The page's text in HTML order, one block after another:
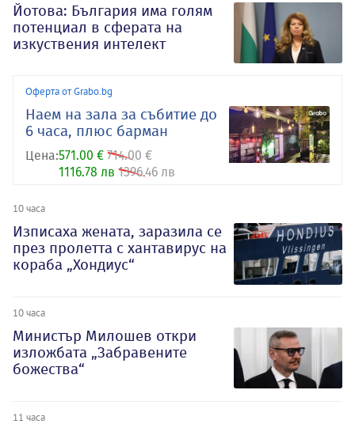
Йотова: България има голям
потенциал в сферата на
изкуствения интелект
Оферта от Grabo.bg
Наем на зала за събитие до
6 часа, плюс барман
Цена:571.00 € 714.00 €
1116.78 лв 1396.46 лв
10 часа
Изписаха жената, заразила се
през пролетта с хантавирус на
кораба „Хондиус“
10 часа
Министър Милошев откри
изложбата „Забравените
божества“
11 часа